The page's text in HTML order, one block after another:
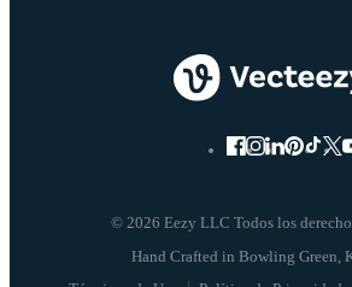
© 2026 Eezy LLC Todos los